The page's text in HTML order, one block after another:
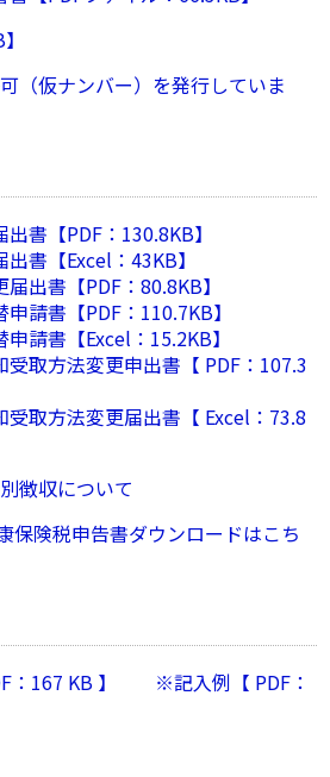
（仮ナンバー）を発行していま
書【PDF：130.8KB】
書【Excel：43KB】
出書【PDF：80.8KB】
請書【PDF：110.7KB】
請書【Excel：15.2KB】
受取方法変更申出書【 PDF：107.3
受取方法変更届出書【 Excel：73.8
徴収について
保険税申告書ダウンロードはこち
：167 KB 】 ※記入例【 PDF：